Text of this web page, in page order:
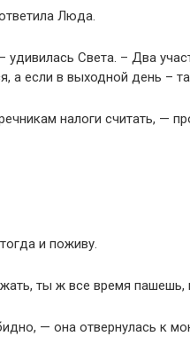
Люда.
удивилась Света. – Два
а если в выходной день –
налоги считать, —
и поживу.
ты ж все время пашешь,
— она отвернулась к